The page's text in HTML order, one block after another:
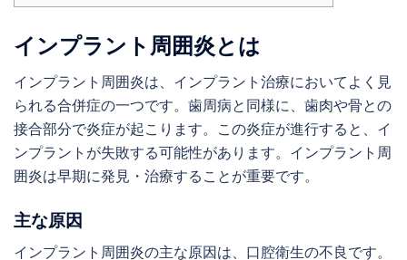
インプラント周囲炎とは
インプラント周囲炎は、インプラント治療においてよく見
られる合併症の一つです。歯周病と同様に、歯肉や骨との
接合部分で炎症が起こります。この炎症が進行すると、イ
ンプラントが失敗する可能性があります。インプラント周
囲炎は早期に発見・治療することが重要です。
主な原因
インプラント周囲炎の主な原因は、口腔衛生の不良です。